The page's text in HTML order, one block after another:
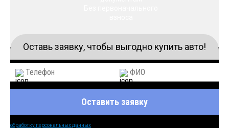
Оставь заявку, чтобы выгодно купить авто!
Оставить заявку
обработку персональных данных